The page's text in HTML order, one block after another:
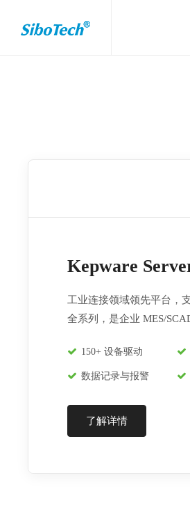
Kepware
工业连接领域领先平台，
全系列，是企业 MES/
150+ 设备驱动
数据记录与报警
了解详情